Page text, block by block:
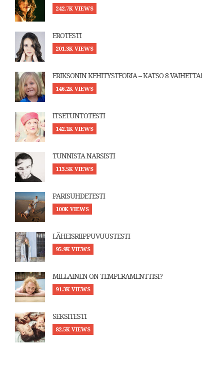
242.7K VIEWS
EROTESTI
201.3K VIEWS
ERIKSONIN KEHITYSTEORIA – KATSO 8 VAIHETTA!
146.2K VIEWS
ITSETUNTOTESTI
142.1K VIEWS
TUNNISTA NARSISTI
113.5K VIEWS
PARISUHDETESTI
100K VIEWS
LÄHEISRIIPPUVUUSTESTI
95.9K VIEWS
MILLAINEN ON TEMPERAMENTTISI?
91.3K VIEWS
SEKSITESTI
82.5K VIEWS